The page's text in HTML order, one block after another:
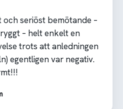
seriöst bemötande –
– helt enkelt en
trots att anledningen
egentligen var negativ.